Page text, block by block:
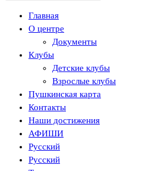
Главная
О центре
Документы
Клубы
Детские клубы
Взрослые клубы
Пушкинская карта
Контакты
Наши достижения
АФИШИ
Русский
Русский